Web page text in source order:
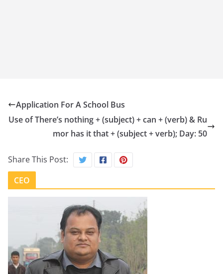
Application For A School Bus
Use of There’s nothing + (subject) + can + (verb) & Ru
mor has it that + (subject + verb); Day: 50
Share This Post:
CEO